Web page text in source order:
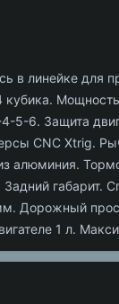
в линейке для
5-6. Защита
CNC Xtrig.
алюминия.
габарит.
Дорожный
1 л.